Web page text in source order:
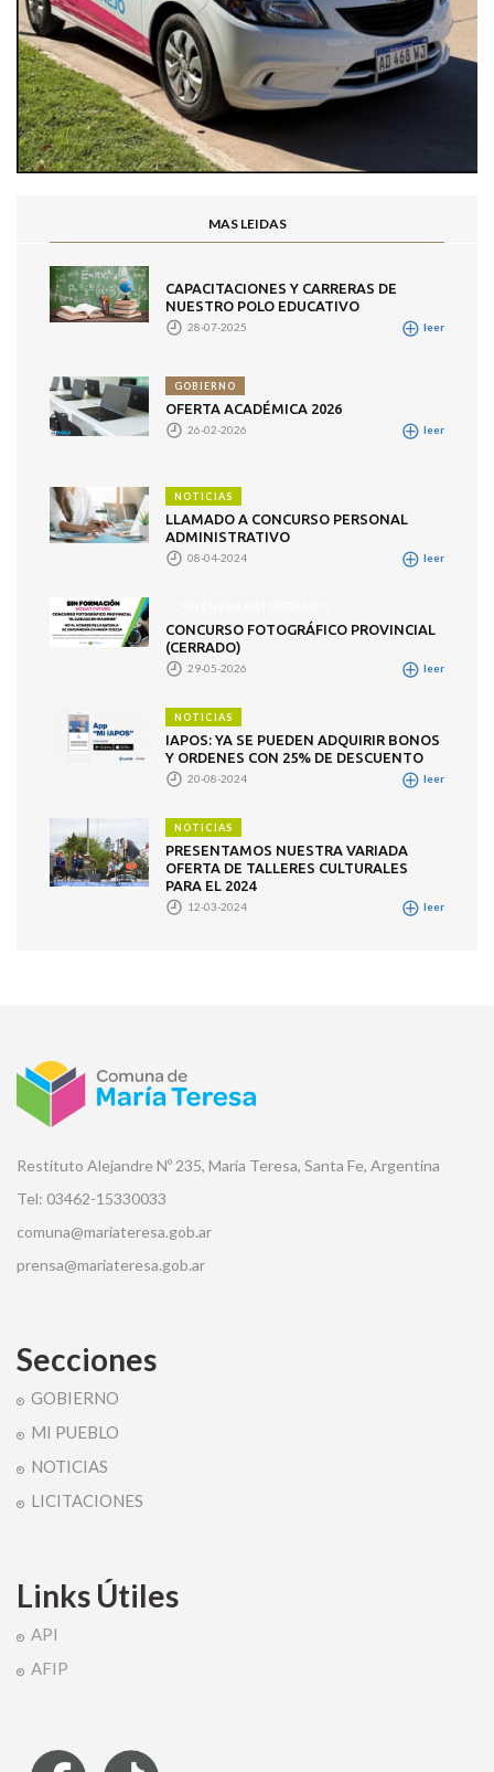
MAS LEIDAS
CAPACITACIONES Y CARRERAS DE
NUESTRO POLO EDUCATIVO
28-07-2025 leer
GOBIERNO
OFERTA ACADÉMICA 2026
26-02-2026 leer
NOTICIAS
LLAMADO A CONCURSO PERSONAL
ADMINISTRATIVO
08-04-2024 leer
CONCURSO FOTOGRÁFICO PROVINCIAL
(CERRADO)
29-05-2026 leer
NOTICIAS
IAPOS: YA SE PUEDEN ADQUIRIR BONOS
Y ORDENES CON 25% DE DESCUENTO
20-08-2024 leer
NOTICIAS
PRESENTAMOS NUESTRA VARIADA
OFERTA DE TALLERES CULTURALES
PARA EL 2024
12-03-2024 leer
Restituto Alejandre Nº 235, Maria Teresa, Santa Fe, Argentina
Tel: 03462-15330033
comuna@mariateresa.gob.ar
prensa@mariateresa.gob.ar
Secciones
GOBIERNO
MI PUEBLO
NOTICIAS
LICITACIONES
Links Útiles
API
AFIP